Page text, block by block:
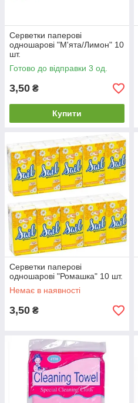
Серветки паперові
одношарові "М'ята/Лимон" 10
шт.
Готово до відправки 3 од.
3,50 ₴
Купити
Серветки паперові
одношарові "Ромашка" 10 шт.
Немає в наявності
3,50 ₴